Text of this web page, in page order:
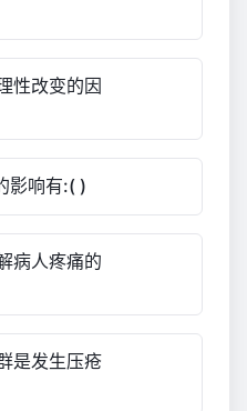
性改变的因
影响有:( )
病人疼痛的
是发生压疮